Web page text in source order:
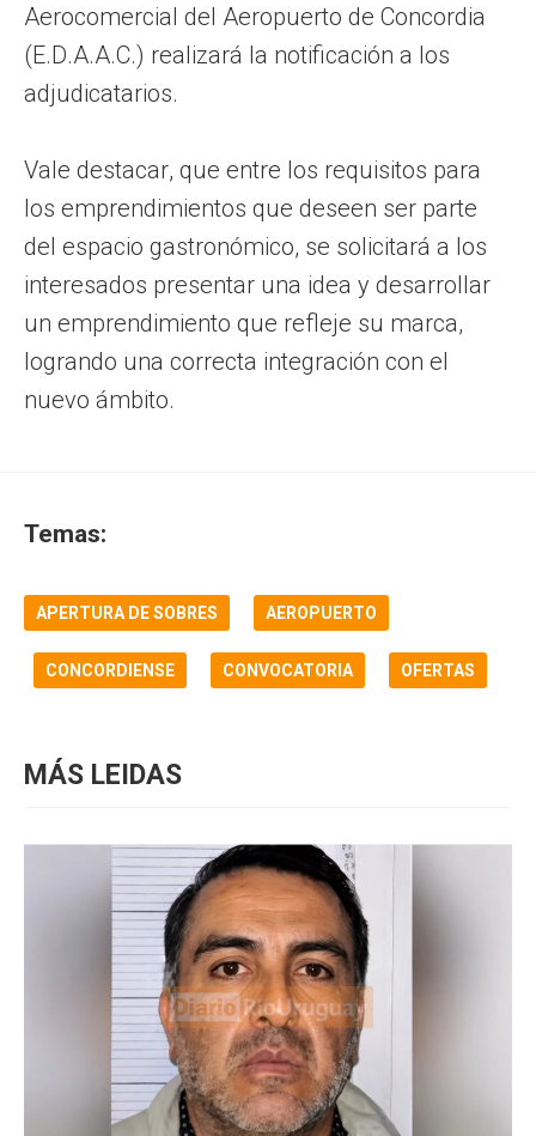
Aerocomercial del Aeropuerto de Concordia
(E.D.A.A.C.) realizará la notificación a los
adjudicatarios.
Vale destacar, que entre los requisitos para
los emprendimientos que deseen ser parte
del espacio gastronómico, se solicitará a los
interesados presentar una idea y desarrollar
un emprendimiento que refleje su marca,
logrando una correcta integración con el
nuevo ámbito.
Temas:
APERTURA DE SOBRES AEROPUERTO
CONCORDIENSE CONVOCATORIA OFERTAS
MÁS LEIDAS